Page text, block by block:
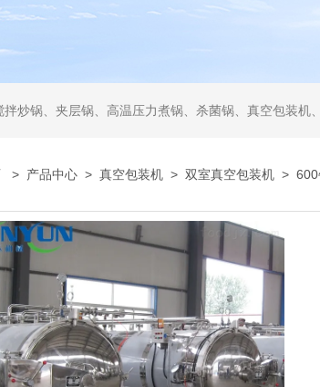
炒锅、夹层锅、高温压力煮锅、杀菌锅、真空包装机、清洗
> 产品中心 > 真空包装机 > 双室真空包装机 > 600